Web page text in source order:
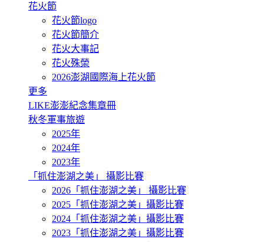
花火節
花火節logo
花火節簡介
花火大事記
花火殊榮
2026澎湖國際海上花火節
更多
LIKE澎澎紀念集章冊
秋冬軍事旅遊
2025年
2024年
2023年
「抓住澎湖之美」 攝影比賽
2026「抓住澎湖之美」 攝影比賽
2025「抓住澎湖之美」攝影比賽
2024「抓住澎湖之美」攝影比賽
2023「抓住澎湖之美」攝影比賽